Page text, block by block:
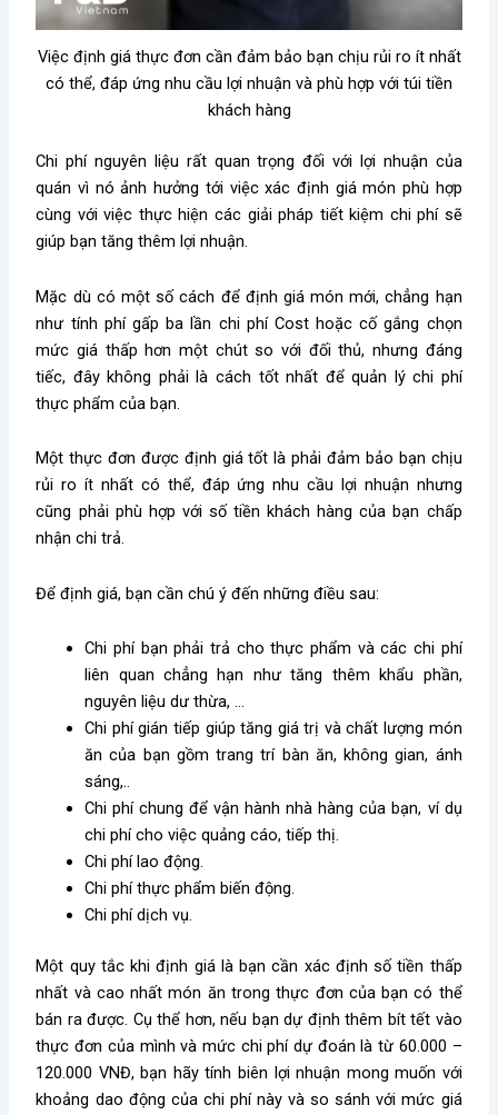
Việc định giá thực đơn cần đảm bảo bạn chịu rủi ro ít nhất
có thể, đáp ứng nhu cầu lợi nhuận và phù hợp với túi tiền
khách hàng
Chi phí nguyên liệu rất quan trọng đối với lợi nhuận của
quán vì nó ảnh hưởng tới việc xác định giá món phù hợp
cùng với việc thực hiện các giải pháp tiết kiệm chi phí sẽ
giúp bạn tăng thêm lợi nhuận.
Mặc dù có một số cách để định giá món mới, chẳng hạn
như tính phí gấp ba lần chi phí Cost hoặc cố gắng chọn
mức giá thấp hơn một chút so với đối thủ, nhưng đáng
tiếc, đây không phải là cách tốt nhất để quản lý chi phí
thực phẩm của bạn.
Một thực đơn được định giá tốt là phải đảm bảo bạn chịu
rủi ro ít nhất có thể, đáp ứng nhu cầu lợi nhuận nhưng
cũng phải phù hợp với số tiền khách hàng của bạn chấp
nhận chi trả.
Để định giá, bạn cần chú ý đến những điều sau:
Chi phí bạn phải trả cho thực phẩm và các chi phí
liên quan chẳng hạn như tăng thêm khẩu phần,
nguyên liệu dư thừa, …
Chi phí gián tiếp giúp tăng giá trị và chất lượng món
ăn của bạn gồm trang trí bàn ăn, không gian, ánh
sáng,..
Chi phí chung để vận hành nhà hàng của bạn, ví dụ
chi phí cho việc quảng cáo, tiếp thị.
Chi phí lao động.
Chi phí thực phẩm biến động.
Chi phí dịch vụ.
Một quy tắc khi định giá là bạn cần xác định số tiền thấp
nhất và cao nhất món ăn trong thực đơn của bạn có thể
bán ra được. Cụ thể hơn, nếu bạn dự định thêm bít tết vào
thực đơn của mình và mức chi phí dự đoán là từ 60.000 –
120.000 VNĐ, bạn hãy tính biên lợi nhuận mong muốn với
khoảng dao động của chi phí này và so sánh với mức giá